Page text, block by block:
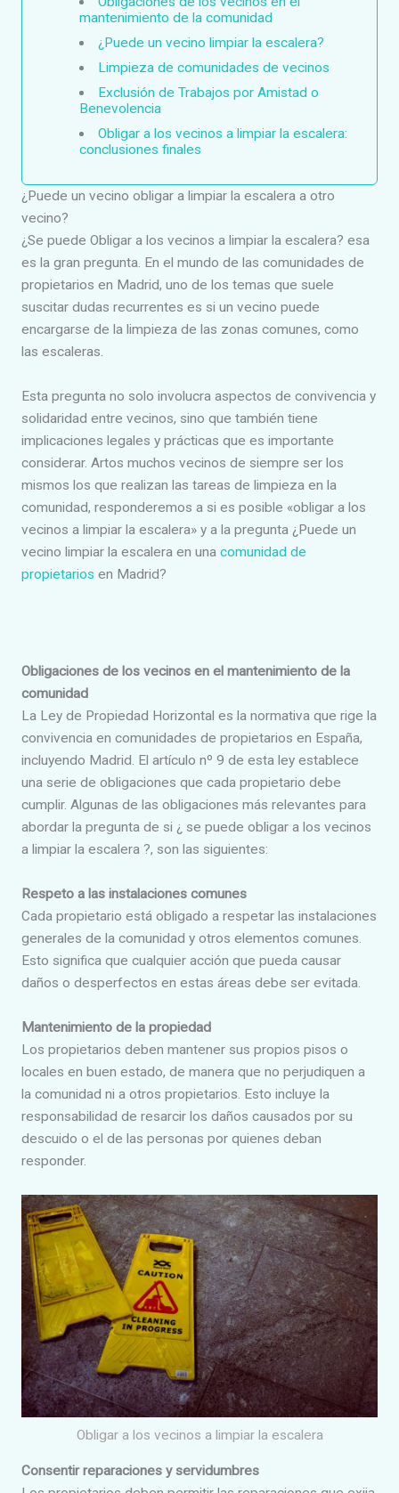
mantenimiento de la comunidad
¿Puede un vecino limpiar la escalera?
Limpieza de comunidades de vecinos
Exclusión de Trabajos por Amistad o
Benevolencia
Obligar a los vecinos a limpiar la escalera:
conclusiones finales
¿Puede un vecino obligar a limpiar la escalera a otro
vecino?
¿Se puede Obligar a los vecinos a limpiar la escalera? esa
es la gran pregunta. En el mundo de las comunidades de
propietarios en Madrid, uno de los temas que suele
suscitar dudas recurrentes es si un vecino puede
encargarse de la limpieza de las zonas comunes, como
las escaleras.
Esta pregunta no solo involucra aspectos de convivencia y
solidaridad entre vecinos, sino que también tiene
implicaciones legales y prácticas que es importante
considerar. Artos muchos vecinos de siempre ser los
mismos los que realizan las tareas de limpieza en la
comunidad, responderemos a si es posible «obligar a los
vecinos a limpiar la escalera» y a la pregunta ¿Puede un
vecino limpiar la escalera en una comunidad de
propietarios en Madrid?
Obligaciones de los vecinos en el mantenimiento de la
comunidad
La Ley de Propiedad Horizontal es la normativa que rige la
convivencia en comunidades de propietarios en España,
incluyendo Madrid. El artículo nº 9 de esta ley establece
una serie de obligaciones que cada propietario debe
cumplir. Algunas de las obligaciones más relevantes para
abordar la pregunta de si ¿ se puede obligar a los vecinos
a limpiar la escalera ?, son las siguientes:
Respeto a las instalaciones comunes
Cada propietario está obligado a respetar las instalaciones
generales de la comunidad y otros elementos comunes.
Esto significa que cualquier acción que pueda causar
daños o desperfectos en estas áreas debe ser evitada.
Mantenimiento de la propiedad
Los propietarios deben mantener sus propios pisos o
locales en buen estado, de manera que no perjudiquen a
la comunidad ni a otros propietarios. Esto incluye la
responsabilidad de resarcir los daños causados por su
descuido o el de las personas por quienes deban
responder.
Obligar a los vecinos a limpiar la escalera
Consentir reparaciones y servidumbres